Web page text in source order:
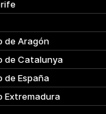
de Aragón
de Catalunya
de España
Extremadura